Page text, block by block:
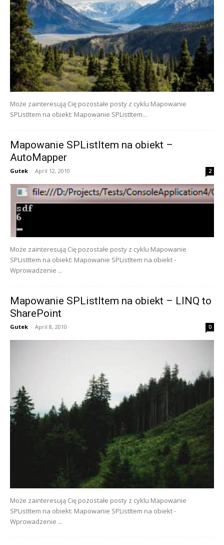
Może zainteresują Cię pozostałe posty z cyklu Mapowanie
SPListItem na obiekt: Mapowanie SPListItem...
Mapowanie SPListItem na obiekt –
AutoMapper
Gutek - April 12, 2010 2
Może zainteresują Cię pozostałe posty z cyklu Mapowanie
SPListItem na obiekt: Mapowanie SPListItem na obiekt -
Wprowadzenie ...
Mapowanie SPListItem na obiekt – LINQ to
SharePoint
Gutek - April 8, 2010 0
Może zainteresują Cię pozostałe posty z cyklu Mapowanie
SPListItem na obiekt: Mapowanie SPListItem na obiekt -
Wprowadzenie ...